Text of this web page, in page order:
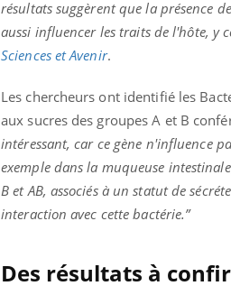
résultats suggèrent que la présence
aussi influencer les traits de l'hôte, y
Sciences et Avenir.
Les chercheurs ont identifié les
aux sucres des groupes A et B
intéressant, car ce gène n'influence
exemple dans la muqueuse intestinale
B et AB, associés à un statut de
interaction avec cette bactérie.”
Des résultats à